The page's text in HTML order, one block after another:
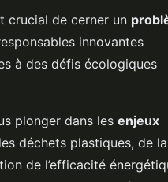
crucial de cerner un
innovantes
à des défis écologiques
plonger dans les enjeux
déchets plastiques, de la
de l’efficacité